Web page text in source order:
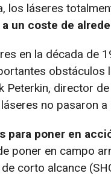
los láseres
un coste de
en la década de
obstáculos
Peterkin, director
no pasaron
para poner en
poner en campo
corto alcance